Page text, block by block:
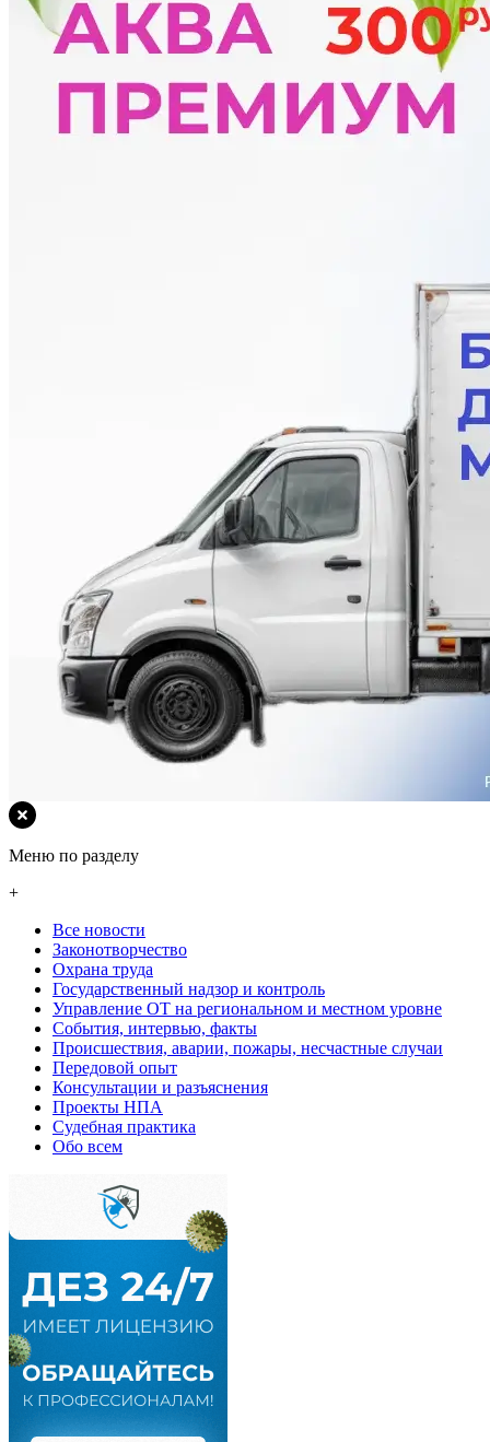
Меню по разделу
+
Все новости
Законотворчество
Охрана труда
Государственный надзор и контроль
Управление ОТ на региональном и местном уровне
События, интервью, факты
Происшествия, аварии, пожары, несчастные случаи
Передовой опыт
Консультации и разъяснения
Проекты НПА
Судебная практика
Обо всем